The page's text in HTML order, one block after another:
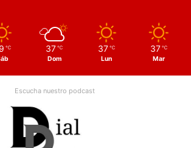
℃ 37 ℃
Dom
37 ℃
Lun
37 ℃
Mar
Escucha nuestro podcast